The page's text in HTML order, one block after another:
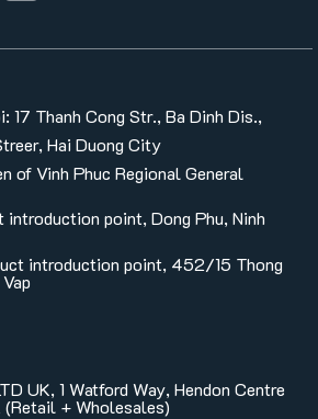
17 Thanh Cong Str., Ba Dinh Dis.,
Hai Duong City
of Vinh Phuc Regional General
introduction point, Dong Phu, Ninh
introduction point, 452/15 Thong
UK, 1 Watford Way, Hendon Centre
+ Wholesales)